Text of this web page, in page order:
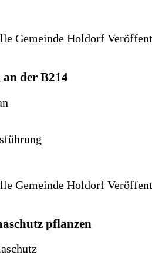
Gemeinde Holdorf
der B214
Gemeinde Holdorf
pflanzen